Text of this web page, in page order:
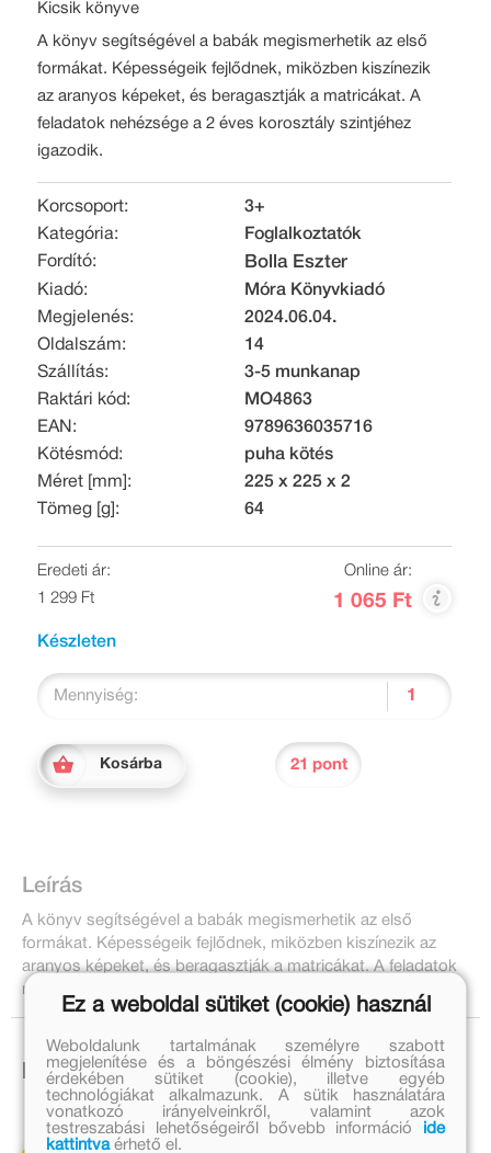
Kicsik könyve
A könyv segítségével a babák megismerhetik az első
formákat. Képességeik fejlődnek, miközben kiszínezik
az aranyos képeket, és beragasztják a matricákat. A
feladatok nehézsége a 2 éves korosztály szintjéhez
igazodik.
Korcsoport:
3+
Kategória:
Foglalkoztatók
Fordító:
Bolla Eszter
Kiadó:
Móra Könyvkiadó
Megjelenés:
2024.06.04.
Oldalszám:
14
Szállítás:
3-5 munkanap
Raktári kód:
MO4863
EAN:
9789636035716
Kötésmód:
puha kötés
Méret [mm]:
225 x 225 x 2
Tömeg [g]:
64
Eredeti ár:
1 299 Ft
Online ár:
1 065 Ft
Készleten
Mennyiség:
Kosárba 21 pont
Leírás
A könyv segítségével a babák megismerhetik az első
formákat. Képességeik fejlődnek, miközben kiszínezik az
aranyos képeket, és beragasztják a matricákat. A feladatok
nehézsége a 2 éves korosztály szintjéhez igazodik.
Ezek is érdekelhetnek!
Ez a weboldal sütiket (cookie) használ
Weboldalunk tartalmának személyre szabott
megjelenítése és a böngészési élmény biztosítása
érdekében sütiket (cookie), illetve egyéb
technológiákat alkalmazunk. A sütik használatára
vonatkozó irányelveinkről, valamint azok
testreszabási lehetőségeiről bővebb információ
ide
kattintvaérhető el.